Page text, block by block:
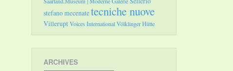
stefano mecenatetecniche nuove
VilleruptVoices InternationalVölklinger Hütte
ARCHIVES